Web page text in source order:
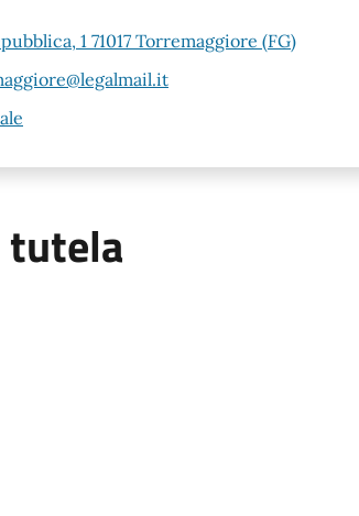
1 71017 Torremaggiore (FG)